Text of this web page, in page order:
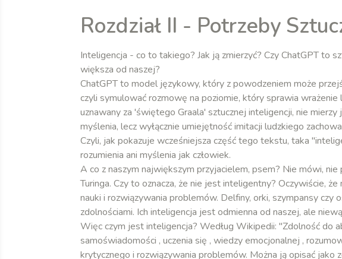
Rozdział II - Potrzeby
Inteligencja - co to takiego? Jak ją zmierzyć? Czy ChatGPT to
większa od naszej?
ChatGPT to model językowy, który z powodzeniem może
czyli symulować rozmowę na poziomie, który sprawia wrażenie
uznawany za 'świętego Graala' sztucznej inteligencji, nie
myślenia, lecz wyłącznie umiejętność imitacji ludzkiego
Czyli, jak pokazuje wcześniejsza część tego tekstu, taka
rozumienia ani myślenia jak człowiek.
A co z naszym największym przyjacielem, psem? Nie mówi,
Turinga. Czy to oznacza, że nie jest inteligentny? Oczywiście,
nauki i rozwiązywania problemów. Delfiny, orki, szympansy czy
zdolnościami. Ich inteligencja jest odmienna od naszej, ale
Więc czym jest inteligencja? Według Wikipedii: "Zdolność do
samoświadomości , uczenia się , wiedzy emocjonalnej ,
krytycznego i rozwiązywania problemów. Można ją opisać jako